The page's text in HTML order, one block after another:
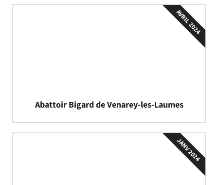
Abattoir Bigard de Venarey-les-Laumes
AVRIL 2024
JANV 2024